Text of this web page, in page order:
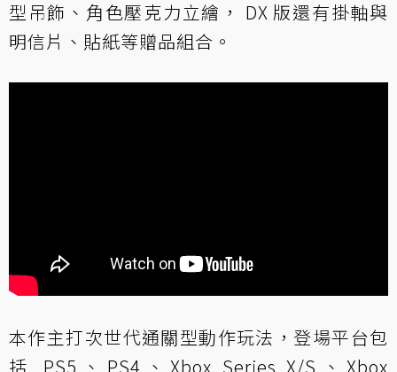
型吊飾、角色壓克力立繪， DX 版還有掛軸與
明信片、貼紙等贈品組合。
本作主打次世代通關型動作玩法，登場平台包
括 PS5、PS4、Xbox Series X/S、Xbox